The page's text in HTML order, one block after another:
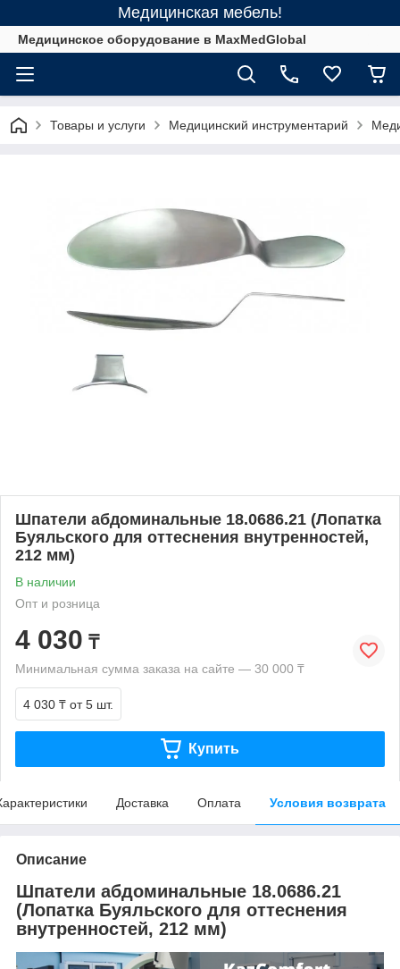
Медицинская мебель!
Медицинское оборудование в MaxMedGlobal
Товары и услуги Медицинский инструментарий
Шпатели абдоминальные 18.0686.21 (Лопатка
Буяльского для оттеснения внутренностей,
212 мм)
В наличии
Опт и розница
4 030 ₸
Минимальная сумма заказа на сайте — 30 000 ₸
4 030 ₸ от 5 шт.
Купить
Доставка Оплата Условия возврата
Описание
Шпатели абдоминальные 18.0686.21
(Лопатка Буяльского для оттеснения
внутренностей, 212 мм)